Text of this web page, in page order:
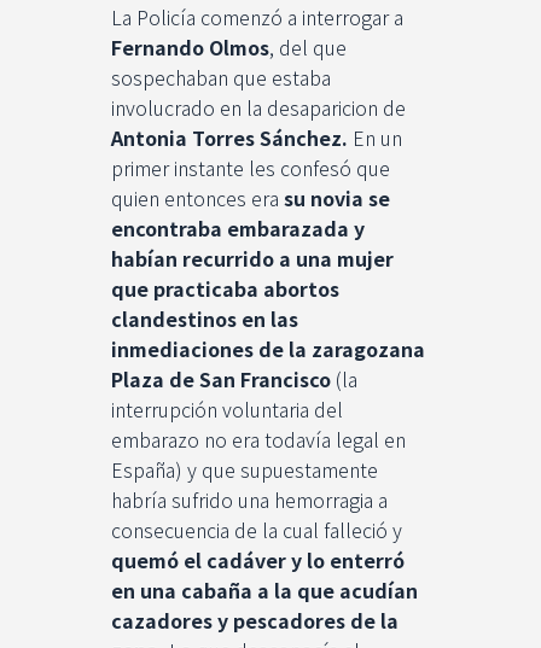
La Policía comenzó a interrogar a
Fernando Olmos, del que
sospechaban que estaba
involucrado en la desaparicion de
Antonia Torres Sánchez. En un
primer instante les confesó que
quien entonces era su novia se
encontraba embarazada y
habían recurrido a una mujer
que practicaba abortos
clandestinos en las
inmediaciones de la zaragozana
Plaza de San Francisco(la
interrupción voluntaria del
embarazo no era todavía legal en
España) y que supuestamente
habría sufrido una hemorragia a
consecuencia de la cual falleció y
quemó el cadáver y lo enterró
en una cabaña a la que acudían
cazadores y pescadores de la